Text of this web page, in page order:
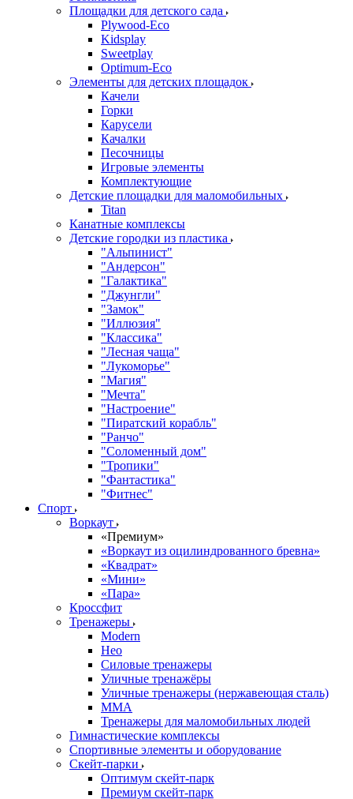
Площадки для детского сада
Plywood-Eco
Kidsplay
Sweetplay
Оptimum-Еco
Элементы для детских площадок
Качели
Горки
Карусели
Качалки
Песочницы
Игровые элементы
Комплектующие
Детские площадки для маломобильных
Titan
Канатные комплексы
Детские городки из пластика
"Альпинист"
"Андерсон"
"Галактика"
"Джунгли"
"Замок"
"Иллюзия"
"Классика"
"Лесная чаща"
"Лукоморье"
"Магия"
"Мечта"
"Настроение"
"Пиратский корабль"
"Ранчо"
"Соломенный дом"
"Тропики"
"Фантастика"
"Фитнес"
Спорт
Воркаут
«Премиум»
«Воркаут из оцилиндрованного бревна»
«Квадрат»
«Мини»
«Пара»
Кроссфит
Тренажеры
Modern
Нео
Силовые тренажеры
Уличные тренажёры
Уличные тренажеры (нержавеющая сталь)
ММА
Тренажеры для маломобильных людей
Гимнастические комплексы
Спортивные элементы и оборудование
Скейт-парки
Оптимум скейт-парк
Премиум скейт-парк